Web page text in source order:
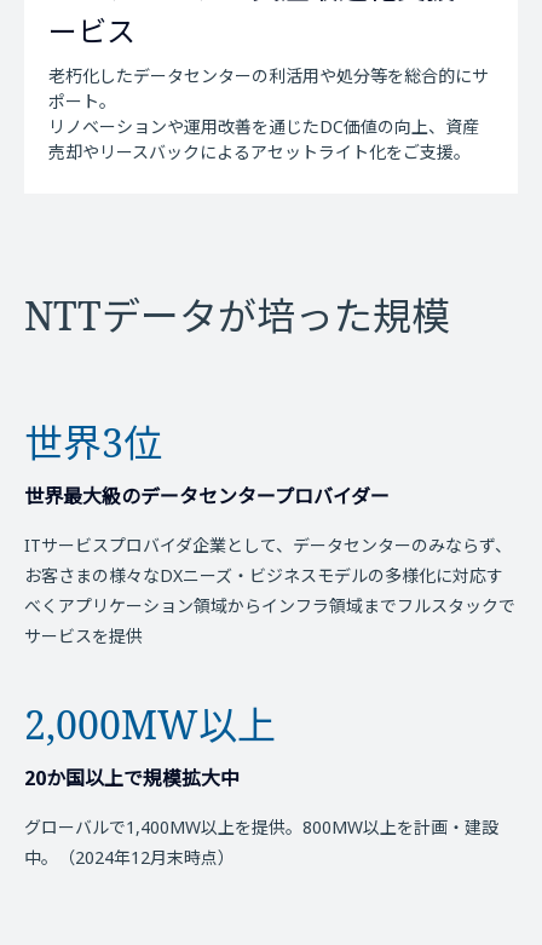
ービス
老朽化したデータセンターの利活用や処分等を総合的にサ
ポート。
リノベーションや運用改善を通じたDC価値の向上、資産
売却やリースバックによるアセットライト化をご支援。
NTTデータが培った規模
世界3位
世界最大級のデータセンタープロバイダー
ITサービスプロバイダ企業として、データセンターのみならず、
お客さまの様々なDXニーズ・ビジネスモデルの多様化に対応す
べくアプリケーション領域からインフラ領域までフルスタックで
サービスを提供
2,000MW以上
20か国以上で規模拡大中
グローバルで1,400MW以上を提供。800MW以上を計画・建設
中。（2024年12月末時点）